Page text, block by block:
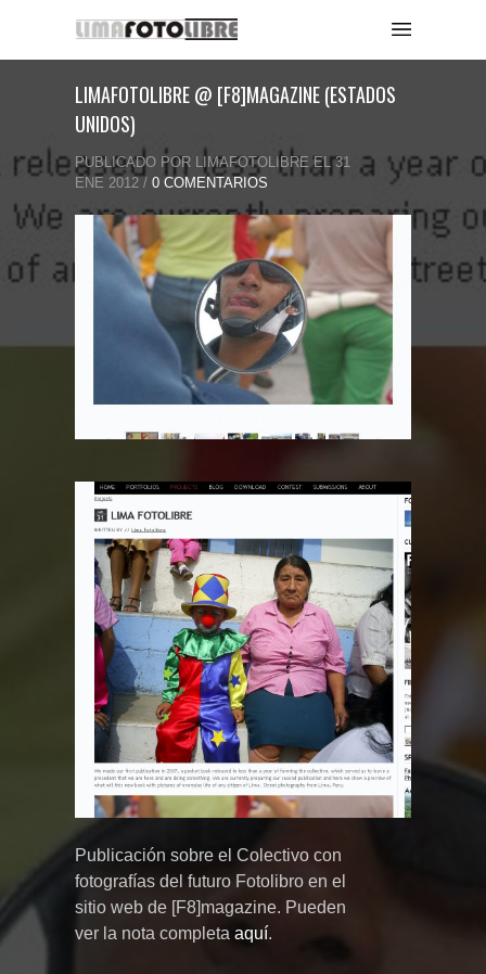
LIMAFOTOLIBRE @ [F8]MAGAZINE (ESTADOS
UNIDOS)
PUBLICADO POR LIMAFOTOLIBRE EL 31
ENE 2012 / 0 COMENTARIOS
Publicación sobre el Colectivo con
fotografías del futuro Fotolibro en el
sitio web de [F8]magazine. Pueden
ver la nota completa aquí.